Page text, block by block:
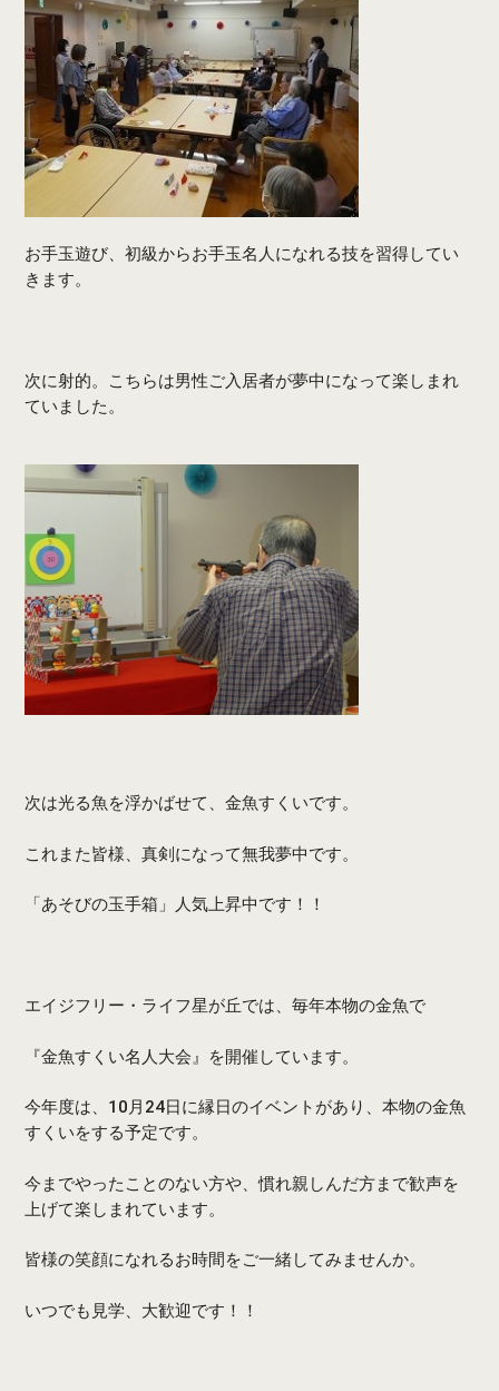
お手玉遊び、初級からお手玉名人になれる技を習得してい
きます。
次に射的。こちらは男性ご入居者が夢中になって楽しまれ
ていました。
次は光る魚を浮かばせて、金魚すくいです。
これまた皆様、真剣になって無我夢中です。
「あそびの玉手箱」人気上昇中です！！
エイジフリー・ライフ星が丘では、毎年本物の金魚で
『金魚すくい名人大会』を開催しています。
今年度は、10月24日に縁日のイベントがあり、本物の金魚
すくいをする予定です。
今までやったことのない方や、慣れ親しんだ方まで歓声を
上げて楽しまれています。
皆様の笑顔になれるお時間をご一緒してみませんか。
いつでも見学、大歓迎です！！